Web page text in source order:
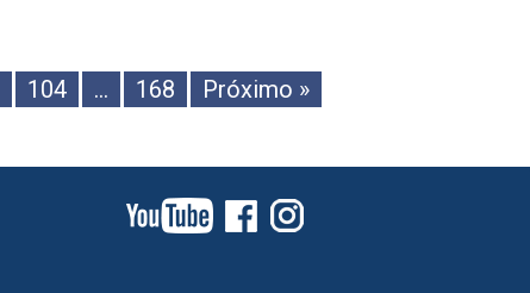
104 … 168 Próximo »